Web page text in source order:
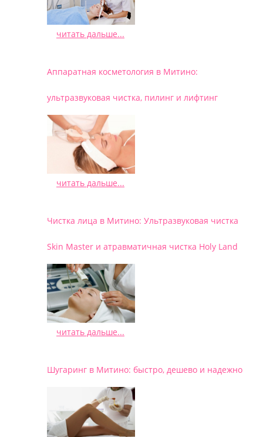
читать дальше...
Аппаратная косметология в Митино:
ультразвуковая чистка, пилинг и лифтинг
читать дальше...
Чистка лица в Митино: Ультразвуковая чистка
Skin Master и атравматичная чистка Holy Land
читать дальше...
Шугаринг в Митино: быстро, дешево и надежно